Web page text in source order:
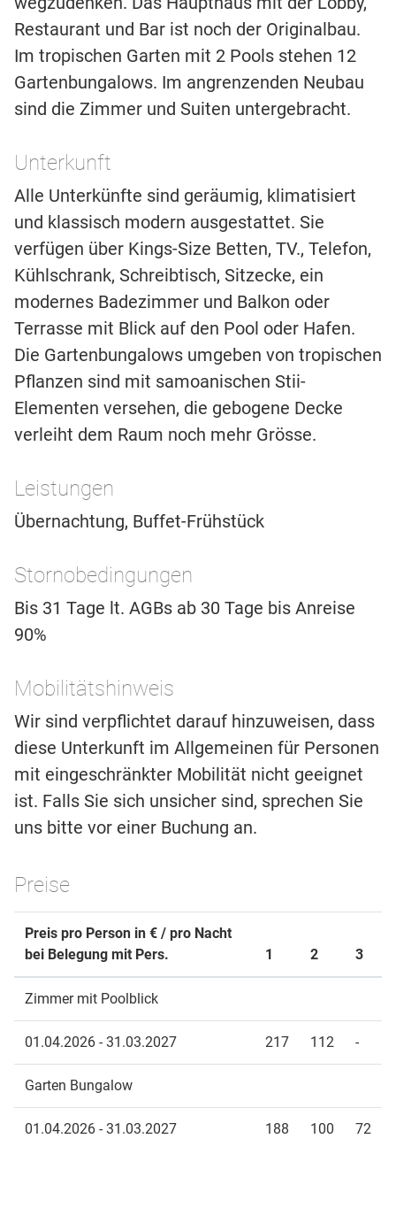
Restaurant und Bar ist noch der Originalbau.
Im tropischen Garten mit 2 Pools stehen 12
Gartenbungalows. Im angrenzenden Neubau
sind die Zimmer und Suiten untergebracht.
Unterkunft
Alle Unterkünfte sind geräumig, klimatisiert
und klassisch modern ausgestattet. Sie
verfügen über Kings-Size Betten, TV., Telefon,
Kühlschrank, Schreibtisch, Sitzecke, ein
modernes Badezimmer und Balkon oder
Terrasse mit Blick auf den Pool oder Hafen.
Die Gartenbungalows umgeben von tropischen
Pflanzen sind mit samoanischen Stii-
Elementen versehen, die gebogene Decke
verleiht dem Raum noch mehr Grösse.
Leistungen
Übernachtung, Buffet-Frühstück
Stornobedingungen
Bis 31 Tage lt. AGBs ab 30 Tage bis Anreise
90%
Mobilitätshinweis
Wir sind verpflichtet darauf hinzuweisen, dass
diese Unterkunft im Allgemeinen für Personen
mit eingeschränkter Mobilität nicht geeignet
ist. Falls Sie sich unsicher sind, sprechen Sie
uns bitte vor einer Buchung an.
Preise
Preis pro Person in € / pro Nacht
bei Belegung mit Pers.
1 2 3
Zimmer mit Poolblick
01.04.2026 - 31.03.2027 217 112 -
Garten Bungalow
01.04.2026 - 31.03.2027 188 100 72